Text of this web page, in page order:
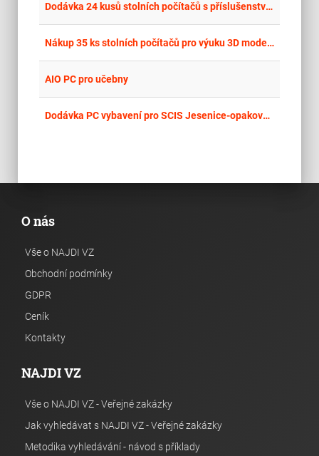
Dodávka 24 kusů stolních počítačů s příslušenstvím
Nákup 35 ks stolních počítačů pro výuku 3D modelování
AIO PC pro učebny
Dodávka PC vybavení pro SCIS Jesenice-opakovaná soutěž
O nás
Vše o NAJDI VZ
Obchodní podmínky
GDPR
Ceník
Kontakty
NAJDI VZ
Vše o NAJDI VZ - Veřejné zakázky
Jak vyhledávat s NAJDI VZ - Veřejné zakázky
Metodika vyhledávání - návod s příklady